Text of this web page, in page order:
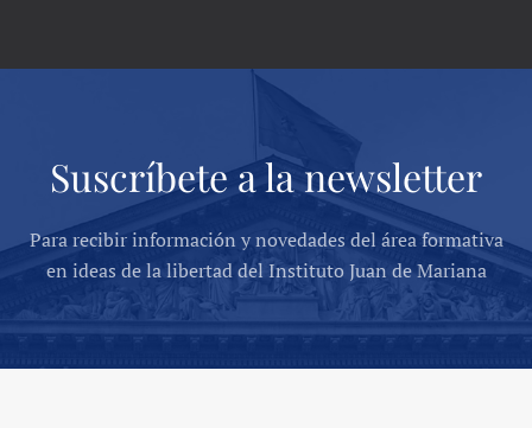
Suscríbete a la newsletter
Para recibir información y novedades del área formativa
en ideas de la libertad del Instituto Juan de Mariana